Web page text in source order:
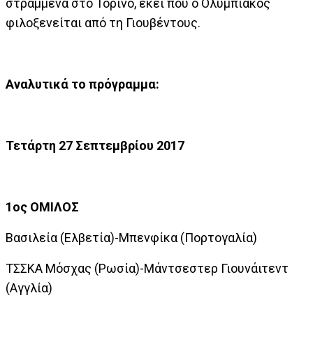
στραμμένα στο Τορίνο, εκεί που ο Ολυμπιακός
φιλοξενείται από τη Γιουβέντους.
Αναλυτικά το πρόγραμμα:
Τετάρτη 27 Σεπτεμβρίου 2017
1ος ΟΜΙΛΟΣ
Βασιλεία (Ελβετία)-Μπενφίκα (Πορτογαλία)
ΤΣΣΚΑ Μόσχας (Ρωσία)-Μάντσεστερ Γιουνάιτεντ
(Αγγλία)